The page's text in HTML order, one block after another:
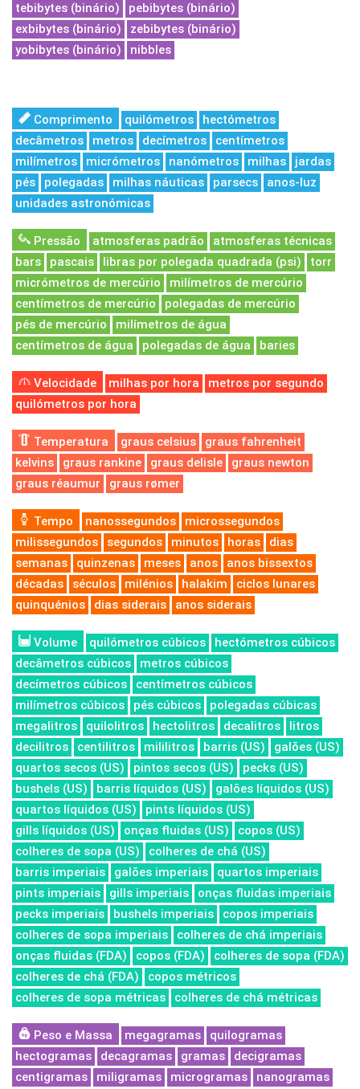
tebibytes (binário)
pebibytes (binário)
exbibytes (binário)
zebibytes (binário)
yobibytes (binário)
nibbles
Comprimento quilómetros
hectómetros
decâmetros
metros decímetros
centímetros
milímetros
micrómetros nanómetros milhas
jardas
pés
polegadas milhas náuticas parsecs
anos-luz
unidades astronómicas
Pressão atmosferas padrão
atmosferas técnicas
bars
pascais libras por polegada quadrada (psi)
torr
micrómetros de mercúrio
milímetros de mercúrio
centímetros de mercúrio
polegadas de mercúrio
pés de mercúrio
milímetros de água
centímetros de água
polegadas de água baries
Velocidade milhas por hora
metros por segundo
quilómetros por hora
Temperatura graus celsius
graus fahrenheit
kelvins
graus rankine graus delisle
graus newton
graus réaumur
graus rømer
Tempo nanossegundos
microssegundos
milissegundos
segundos minutos horas
dias
semanas
quinzenas meses anos
anos bissextos
décadas
séculos milénios halakim
ciclos lunares
quinquénios
dias siderais anos siderais
Volume quilómetros cúbicos
hectómetros cúbicos
decâmetros cúbicos
metros cúbicos
decímetros cúbicos
centímetros cúbicos
milímetros cúbicos
pés cúbicos
polegadas cúbicas
megalitros
quilolitros hectolitros decalitros
litros
decilitros
centilitros mililitros barris (US)
galões (US)
quartos secos (US)
pintos secos (US)
pecks (US)
bushels (US)
barris líquidos (US)
galões líquidos (US)
quartos líquidos (US)
pints líquidos (US)
gills líquidos (US)
onças fluidas (US)
copos (US)
colheres de sopa (US)
colheres de chá (US)
barris imperiais
galões imperiais
quartos imperiais
pints imperiais
gills imperiais
onças fluidas imperiais
pecks imperiais
bushels imperiais
copos imperiais
colheres de sopa imperiais
colheres de chá imperiais
onças fluidas (FDA)
copos (FDA)
colheres de sopa (FDA)
colheres de chá (FDA)
copos métricos
colheres de sopa métricas
colheres de chá métricas
Peso e Massa megagramas
quilogramas
hectogramas
decagramas gramas
decigramas
centigramas
miligramas microgramas nanogramas